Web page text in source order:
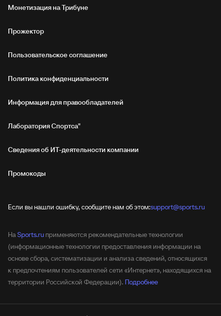
Монетизация на Трибуне
Прожектор
Пользовательское соглашение
Политика конфиденциальности
Информация для правообладателей
Лаборатория Спортса"
Сведения об ИТ‑деятельности компании
Промокоды
Если вы нашли ошибку, сообщите нам об этом:support@sports.ru
НаSports.ru применяются рекомендательные технологии
(информационные технологии предоставления информации на
основе сбора, систематизации и анализа сведений, относящихся
к предпочтениям пользователей сети «Интернет», находящихся на
территории Российской Федерации). Подробнее